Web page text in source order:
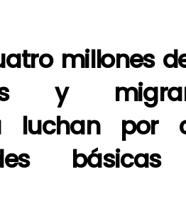
millones
y
luchan por